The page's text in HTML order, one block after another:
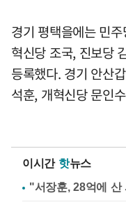
경기 평택을에는 민
혁신당 조국, 진보당
등록했다. 경기 안산
석훈, 개혁신당 문인
이시간 핫뉴스
"서장훈, 28억에 산